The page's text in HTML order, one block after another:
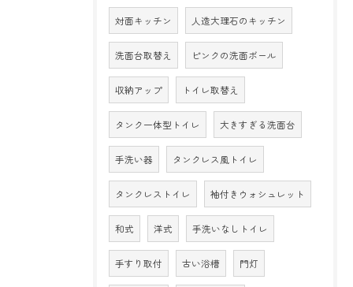
対面キッチン 人造大理石のキッチン
洗面台取替え ピンクの洗面ボール
収納アップ トイレ取替え
タンク一体型トイレ 大きすぎる洗面台
手洗い器 タンクレス風トイレ
タンクレストイレ 袖付きウォシュレット
和式 洋式 手洗いなしトイレ
手すり取付 古い浴槽 門灯